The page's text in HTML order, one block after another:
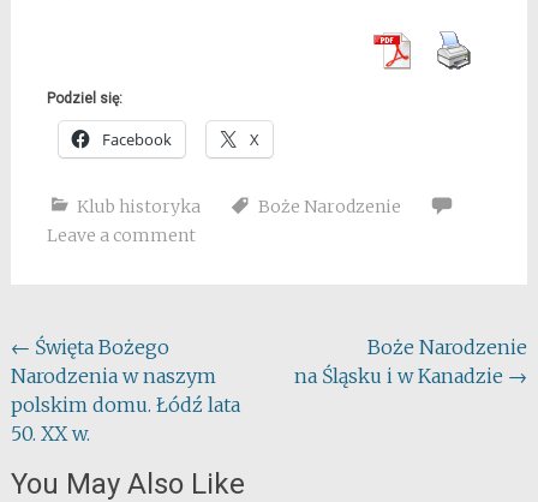
Podziel się:
Facebook X
Klub historyka
Boże Narodzenie
Leave a comment
Post
navigation
← Święta Bożego
Narodzenia w naszym
polskim domu. Łódź lata
50. XX w.
Boże Narodzenie
na Śląsku i w Kanadzie →
You May Also Like